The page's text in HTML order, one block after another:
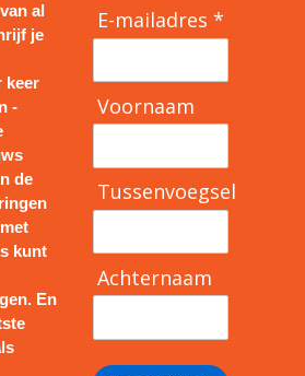
al
je
keer
-
de
kunt
En
E-mailadres *
Voornaam
Tussenvoegsel
Achternaam